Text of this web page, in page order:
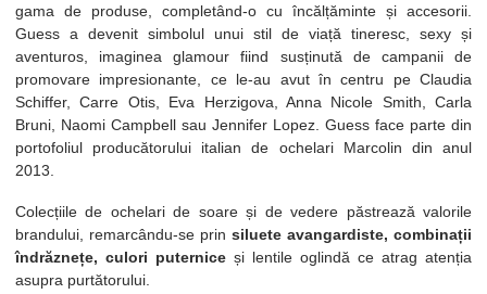
gama de produse, completând-o cu încălțăminte și accesorii.
Guess a devenit simbolul unui stil de viață tineresc, sexy și
aventuros, imaginea glamour fiind susținută de campanii de
promovare impresionante, ce le-au avut în centru pe Claudia
Schiffer, Carre Otis, Eva Herzigova, Anna Nicole Smith, Carla
Bruni, Naomi Campbell sau Jennifer Lopez. Guess face parte din
portofoliul producătorului italian de ochelari Marcolin din anul
2013.
Colecțiile de ochelari de soare și de vedere păstrează valorile
brandului, remarcându-se prinsiluete avangardiste, combinații
îndrăznețe, culori puterniceși lentile oglindă ce atrag atenția
asupra purtătorului.